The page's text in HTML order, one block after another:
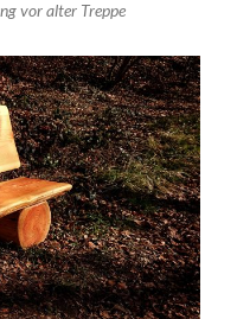
vor alter Treppe